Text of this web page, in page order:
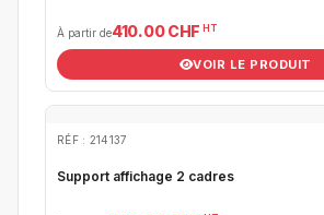
À partir de410.00 CHF HT
VOIR LE PRODUIT
RÉF : 214137
Support affichage 2 cadres